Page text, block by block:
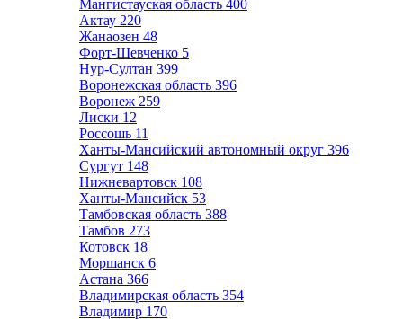
Мангистауская область 400
Актау 220
Жанаозен 48
Форт-Шевченко 5
Нур-Султан 399
Воронежская область 396
Воронеж 259
Лиски 12
Россошь 11
Ханты-Мансийский автономный округ 396
Сургут 148
Нижневартовск 108
Ханты-Мансийск 53
Тамбовская область 388
Тамбов 273
Котовск 18
Моршанск 6
Астана 366
Владимирская область 354
Владимир 170